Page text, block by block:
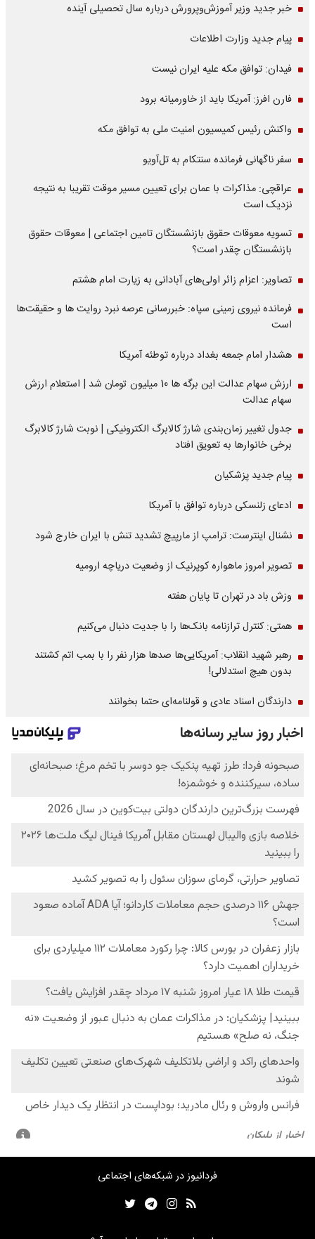
خبر جدید وزیر آموزش‌وپرورش درباره سال تحصیلی آینده
پیام جدید وزارت اطلاعات
فیدان: توافق مکه علیه ایران نیست
فارن افرز: آمریکا باید از خاورمیانه برود
واکنش رئیس کمیسیون امنیت ملی به توافق مکه
سفر ناگهانی فرمانده سنتکام به تل‌آویو
عراقچی: مذاکرات با عمان برای تعیین مسیر موقت تقریبا به نتیجه
نزدیک است
تسویه معوقات حقوق بازنشستگان تامین اجتماعی | معوقات حقوق
بازنشستگان چقدر است؟
تصاویر: اعزام زائر اولی‌های آبادانی به زیارت امام هشتم
فرمانده نیروی زمینی سپاه: خبررسانی عرصه نبرد روایت ها و حقیقت‌ها
است
هشدار امام جمعه بغداد درباره توطئه آمریکا
ارزش سهام عدالت این برگه ها 10 میلیون تومان شد | استعلام ارزش
سهام عدالت
جدول تغییر زمان‌بندی شارژ کالابرگ الکترونیکی | نوبت شارژ کالابرگ
برخی خانوارها به تعویق افتاد
پیام جدید پزشکیان
ادعای زلنسکی درباره توافق با آمریکا
نشنال اینترست: ترامپ از مارپیچ تشدید تنش با ایران خارج شود
تصویر امروز ماهواره کوپرنیک از وضعیت دریاچه ارومیه
وزش باد در تهران تا پایان هفته
همتی: کنترل ترازنامه بانک‌ها را با جدیت دنبال می‌کنیم
رهبر شهید انقلاب: آمریکایی‌ها صدها هزار نفر را با بمب اتم کشتند
بدون هیچ استدلالی!
دارندگان اسناد عادی و قولنامه‌ای حتما بخوانند
فردانیوز در شبکه‌های اجتماعی